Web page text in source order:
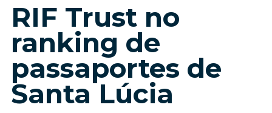
RIF Trust no
ranking de
passaportes de
Santa Lúcia